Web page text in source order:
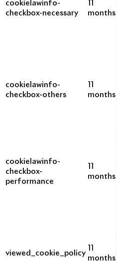
cookielawinfo-
checkbox-necessary
months
cookielawinfo-
checkbox-others
months
cookielawinfo-
checkbox-
performance
months
viewed_cookie_policy
months